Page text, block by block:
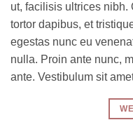
ut, facilisis ultrices nibh.
tortor dapibus, et
egestas nunc eu
nulla. Proin ante nunc,
ante. Vestibulum sit